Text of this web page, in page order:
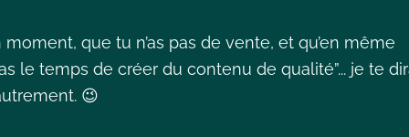
que tu n’as pas de vente, et qu’en même
le temps de créer du contenu de qualité”... je te
😉